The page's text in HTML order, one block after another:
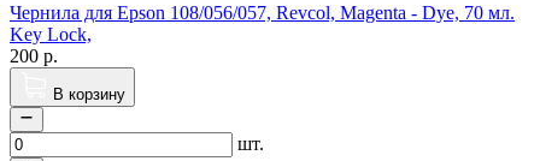
Чернила для Epson 108/056/057, Revcol, Magenta - Dye, 70 мл.
Key Lock,
200 р.
В корзину
шт.